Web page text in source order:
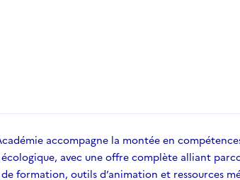
Académie accompagne la montée en
avec une offre complète alliant
formation, outils d’animation et ressources